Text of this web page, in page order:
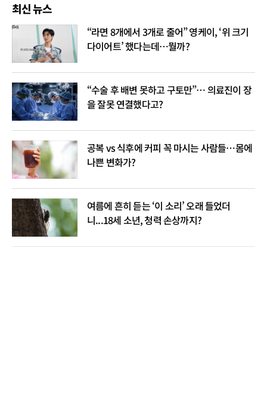
최신 뉴스
“라면 8개에서 3개로 줄어” 영케이, ‘위 크기
다이어트’ 했다는데…뭘까?
“수술 후 배변 못하고 구토만”… 의료진이 장
을 잘못 연결했다고?
공복 vs 식후에 커피 꼭 마시는 사람들…몸에
나쁜 변화가?
여름에 흔히 듣는 ‘이 소리’ 오래 들었더
니...18세 소년, 청력 손상까지?